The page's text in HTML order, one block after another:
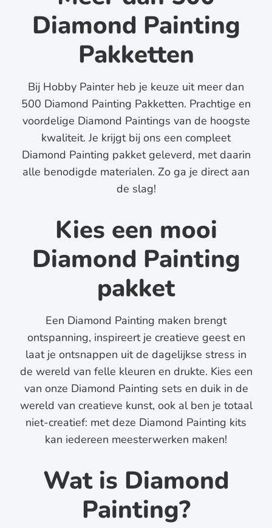
Diamond Painting
Pakketten
Bij Hobby Painter heb je keuze uit meer dan
500 Diamond Painting Pakketten. Prachtige en
voordelige Diamond Paintings van de hoogste
kwaliteit. Je krijgt bij ons een compleet
Diamond Painting pakket geleverd, met daarin
alle benodigde materialen. Zo ga je direct aan
de slag!
Kies een mooi
Diamond Painting
pakket
Een Diamond Painting maken brengt
ontspanning, inspireert je creatieve geest en
laat je ontsnappen uit de dagelijkse stress in
de wereld van felle kleuren en drukte. Kies een
van onze Diamond Painting sets en duik in de
wereld van creatieve kunst, ook al ben je totaal
niet-creatief: met deze Diamond Painting kits
kan iedereen meesterwerken maken!
Wat is Diamond
Painting?